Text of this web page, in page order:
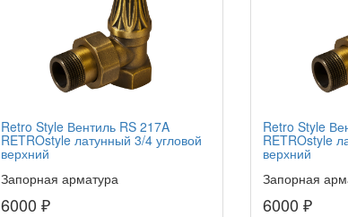
Retro Style Вентиль RS 217A
RETROstyle латунный 3/4 угловой
верхний
Запорная арматура
6000 ₽
Retro Style
RETROstyle
верхний
Запорная
6000 ₽